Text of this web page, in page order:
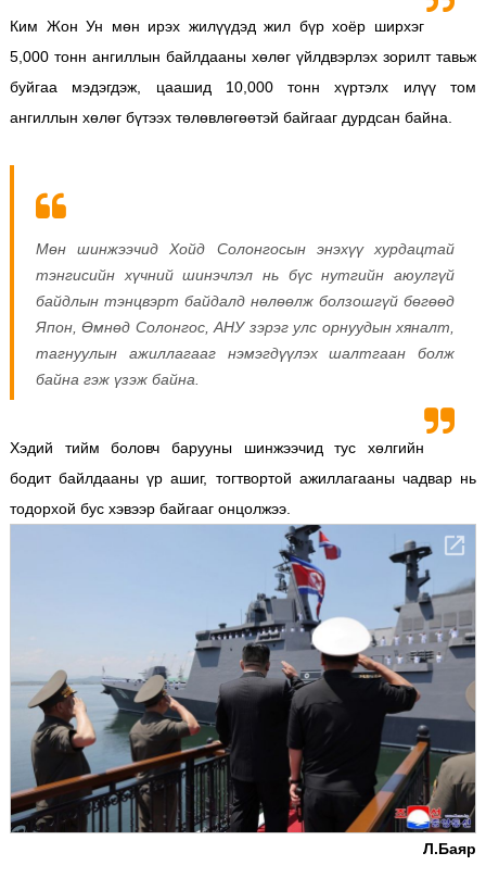
Ким Жон Ун мөн ирэх жилүүдэд жил бүр хоёр ширхэг
5,000 тонн ангиллын байлдааны хөлөг үйлдвэрлэх зорилт тавьж
буйгаа мэдэгдэж, цаашид 10,000 тонн хүртэлх илүү том
ангиллын хөлөг бүтээх төлөвлөгөөтэй байгааг дурдсан байна.
Мөн шинжээчид Хойд Солонгосын энэхүү хурдацтай
тэнгисийн хүчний шинэчлэл нь бүс нутгийн аюулгүй
байдлын тэнцвэрт байдалд нөлөөлж болзошгүй бөгөөд
Япон, Өмнөд Солонгос, АНУ зэрэг улс орнуудын хяналт,
тагнуулын ажиллагааг нэмэгдүүлэх шалтгаан болж
байна гэж үзэж байна.
Хэдий тийм боловч барууны шинжээчид тус хөлгийн
бодит байлдааны үр ашиг, тогтвортой ажиллагааны чадвар нь
тодорхой бус хэвээр байгааг онцолжээ.
Л.Баяр